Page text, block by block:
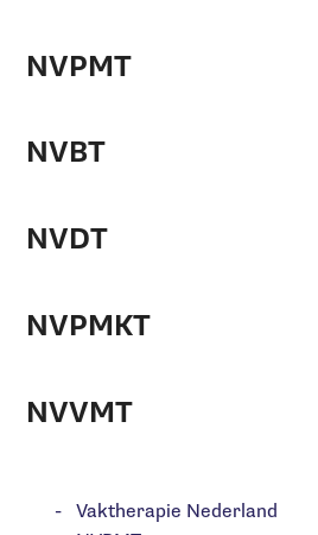
NVPMT
NVBT
NVDT
NVPMKT
NVVMT
Vaktherapie Nederland